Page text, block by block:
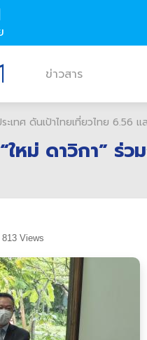
ข่าวสาร
เทศ ดันเป้าไทยเที่ยวไทย 6.56 แ
ม่ ดาวิกา” ร่ว
Views